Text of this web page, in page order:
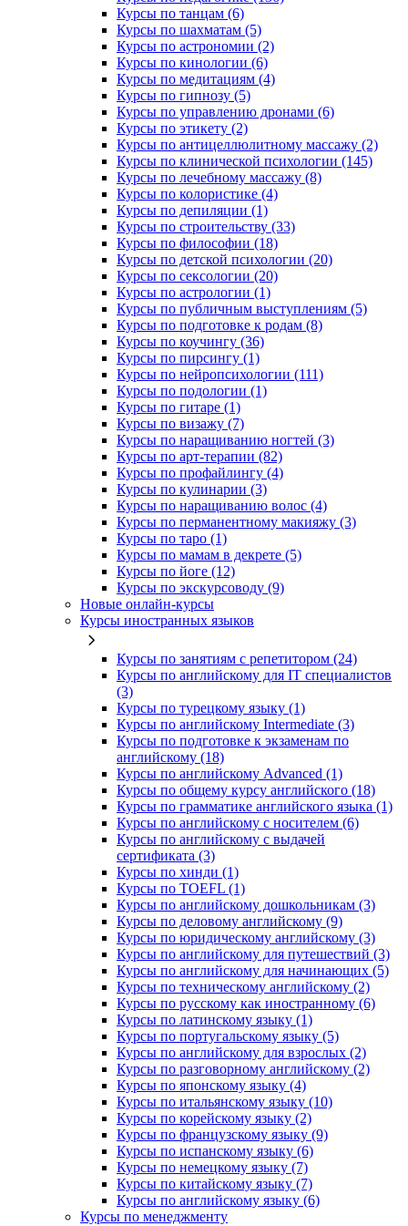
Курсы по танцам (6)
Курсы по шахматам (5)
Курсы по астрономии (2)
Курсы по кинологии (6)
Курсы по медитациям (4)
Курсы по гипнозу (5)
Курсы по управлению дронами (6)
Курсы по этикету (2)
Курсы по антицеллюлитному массажу (2)
Курсы по клинической психологии (145)
Курсы по лечебному массажу (8)
Курсы по колористике (4)
Курсы по депиляции (1)
Курсы по строительству (33)
Курсы по философии (18)
Курсы по детской психологии (20)
Курсы по сексологии (20)
Курсы по астрологии (1)
Курсы по публичным выступлениям (5)
Курсы по подготовке к родам (8)
Курсы по коучингу (36)
Курсы по пирсингу (1)
Курсы по нейропсихологии (111)
Курсы по подологии (1)
Курсы по гитаре (1)
Курсы по визажу (7)
Курсы по наращиванию ногтей (3)
Курсы по арт-терапии (82)
Курсы по профайлингу (4)
Курсы по кулинарии (3)
Курсы по наращиванию волос (4)
Курсы по перманентному макияжу (3)
Курсы по таро (1)
Курсы по мамам в декрете (5)
Курсы по йоге (12)
Курсы по экскурсоводу (9)
Новые онлайн‑курсы
Курсы иностранных языков
Курсы по занятиям с репетитором (24)
Курсы по английскому для IT специалистов
(3)
Курсы по турецкому языку (1)
Курсы по английскому Intermediate (3)
Курсы по подготовке к экзаменам по
английскому (18)
Курсы по английскому Advanced (1)
Курсы по общему курсу английского (18)
Курсы по грамматике английского языка (1)
Курсы по английскому с носителем (6)
Курсы по английскому с выдачей
сертификата (3)
Курсы по хинди (1)
Курсы по TOEFL (1)
Курсы по английскому дошкольникам (3)
Курсы по деловому английскому (9)
Курсы по юридическому английскому (3)
Курсы по английскому для путешествий (3)
Курсы по английскому для начинающих (5)
Курсы по техническому английскому (2)
Курсы по русскому как иностранному (6)
Курсы по латинскому языку (1)
Курсы по португальскому языку (5)
Курсы по английскому для взрослых (2)
Курсы по разговорному английскому (2)
Курсы по японскому языку (4)
Курсы по итальянскому языку (10)
Курсы по корейскому языку (2)
Курсы по французскому языку (9)
Курсы по испанскому языку (6)
Курсы по немецкому языку (7)
Курсы по китайскому языку (7)
Курсы по английскому языку (6)
Курсы по менеджменту